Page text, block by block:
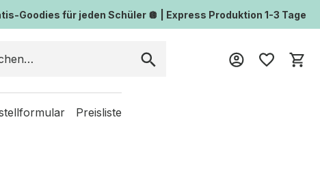
Goodies für jeden Schüler 🪩 | Express Produktion 1-3 Tage
Preisliste